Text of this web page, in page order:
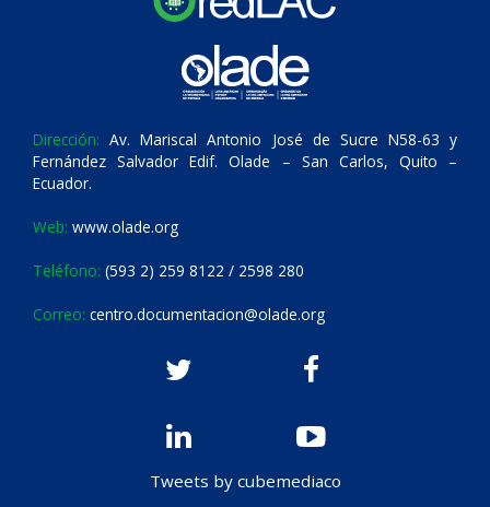
Dirección: Av. Mariscal Antonio José de Sucre N58-63 y
Fernández Salvador Edif. Olade – San Carlos, Quito –
Ecuador.
Web: www.olade.org
Teléfono: (593 2) 259 8122 / 2598 280
Correo: centro.documentacion@olade.org
Tweets by cubemediaco